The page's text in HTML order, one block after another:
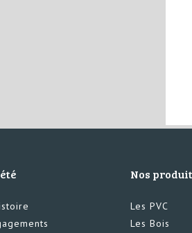
Nos
Les PVC
Les Bois